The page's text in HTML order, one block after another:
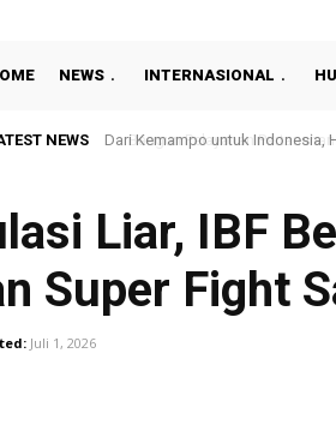
NEWS INTERNASIONAL
NEWS Bangun Pelayanan Pertanahan
Liar, IBF
Super Fight
Juli 1, 2026